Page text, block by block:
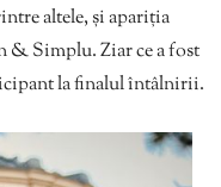
altele, și apariția
& Simplu. Ziar ce a fost
la finalul întâlnirii.